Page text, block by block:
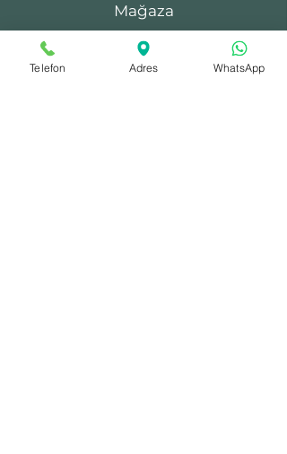
Mağaza
Çelik Kapılar
Villa Kapıları
Telefon Adres WhatsApp